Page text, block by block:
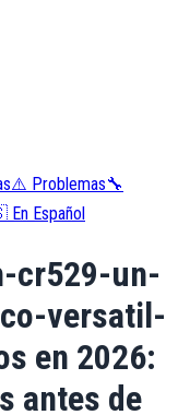
⚠️ Problemas🔧
En Español
cr529-un-
versatil-
en 2026:
antes de